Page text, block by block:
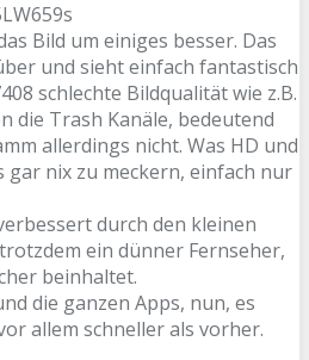
Bild um einiges besser. Das
und sieht einfach fantastisch
schlechte Bildqualität wie z.B.
die Trash Kanäle, bedeutend
allerdings nicht. Was HD und
gar nix zu meckern, einfach nur
durch den kleinen
ein dünner Fernseher,
beinhaltet.
die ganzen Apps, nun, es
allem schneller als vorher.